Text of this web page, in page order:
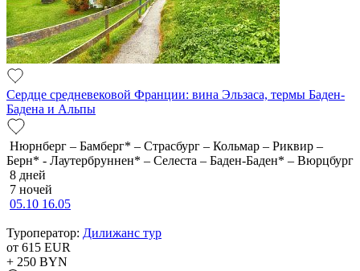
Сердце средневековой Франции: вина Эльзаса, термы Баден-
Бадена и Альпы
Нюрнберг – Бамберг* – Страсбург – Кольмар – Риквир –
Берн* - Лаутербруннен* – Селеста – Баден-Баден* – Вюрцбург
8 дней
7 ночей
05.10 16.05
Туроператор: Дилижанс тур
от 615 EUR
+ 250 BYN